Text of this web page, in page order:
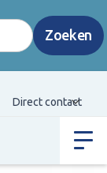
Direct contact